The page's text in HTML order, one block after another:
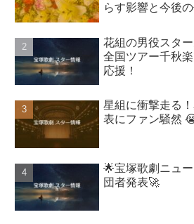
らす影響と今後
花組の男役スタ
全国ツアー千秋
応援！
星組に衝撃走る
表にファン騒然
🌟宝塚歌劇ニュ
団者発表🚀